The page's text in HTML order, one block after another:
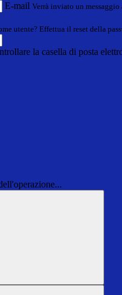
E-mail Verrà inviato un
utente? Effettua il reset della
la casella di posta